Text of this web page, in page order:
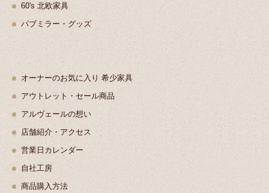
60's 北欧家具
パブミラー・グッズ
オーナーのお気に入り 希少家具
アウトレット・セール商品
アルヴェールの想い
店舗紹介・アクセス
営業日カレンダー
自社工房
商品購入方法